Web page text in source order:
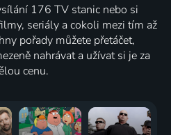
176 TV stanic nebo si
seriály a cokoli mezi tím až
pořady můžete přetáčet,
nahrávat a užívat si je za
cenu.